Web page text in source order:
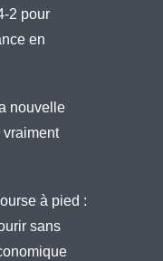
2 pour
en
nouvelle
vraiment
à pied :
sans